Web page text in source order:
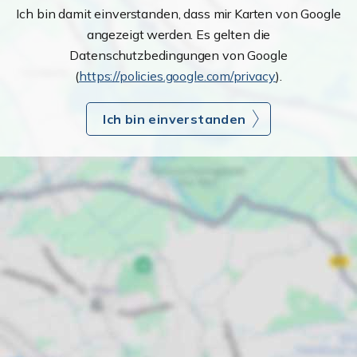
Ich bin damit einverstanden, dass mir Karten von Google
angezeigt werden. Es gelten die
Datenschutzbedingungen von Google
(https://policies.google.com/privacy).
Ich bin einverstanden